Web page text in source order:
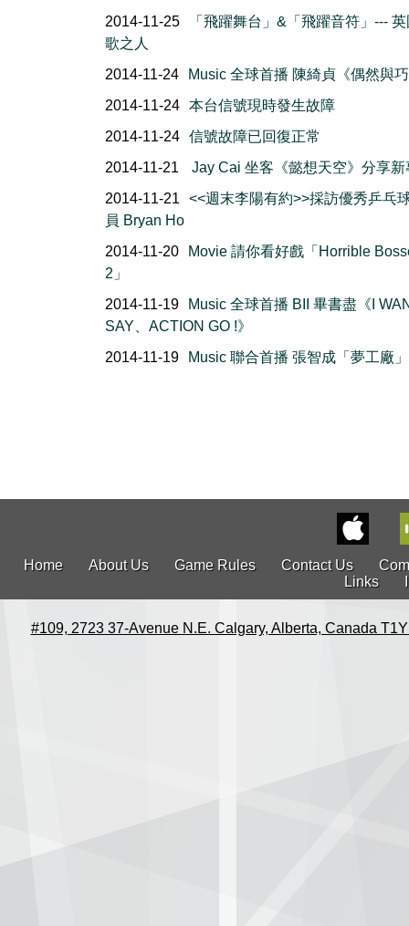
2014-11-25
「飛躍舞台」&「飛躍音符」---
歌之人
2014-11-24
Music 全球首播 陳綺貞《偶然與
2014-11-24 本台信號現時發生故障
2014-11-24 信號故障已回復正常
2014-11-21
Jay Cai 坐客《懿想天空》分享新
2014-11-21
<<週末李陽有約>>採訪優秀乒乓
員 Bryan Ho
2014-11-20
Movie 請你看好戲「Horrible
2」
2014-11-19
Music 全球首播 BII 畢書盡《I
SAY、ACTION GO !》
2014-11-19
Music 聯合首播 張智成「夢工廠」
Home About Us Game Rules Contact Us
Links
#109, 2723 37-Avenue N.E. Calgary, Alberta, Canada